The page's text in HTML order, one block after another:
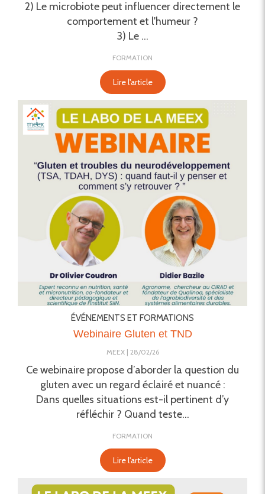
2) Le microbiote peut influencer directement le
comportement et l'humeur ?
3) Le ...
FORMATION
Lire l'article
ÉVÉNEMENTS ET FORMATIONS
Webinaire Gluten et TND
MEEX 28/02/26
Ce webinaire propose d’aborder la question du
gluten avec un regard éclairé et nuancé :
Dans quelles situations est-il pertinent d’y
réfléchir ? Quand teste...
FORMATION
Lire l'article